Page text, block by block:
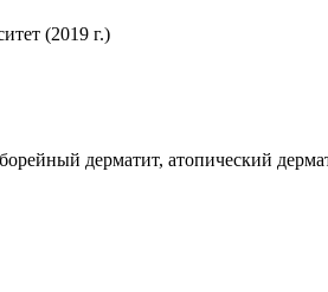
(2019 г.)
дерматит, атопический